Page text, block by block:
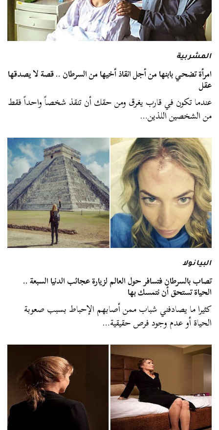
المشربية
امرأة تضحي بابنها من أجل انقاذ أخيها من السرطان .. قصة لا يصدقها
عقل
عندما تكون في قارب يغرق ومن حقك أن تنقذ شخصاً واحداً فقط
من الشخصين اللذين…
البيانولا
تصاب بالسرطان فتسافر حول العالم لزيارة عجائب الدنيا السبعة ..
الحياة تستحق أن نتمسك بها
كثيرا ما يصادفني شباب ممن أصابهم الإحباط بسبب صعوبة
الحياة أو عدم وجود فرص حقيقية…